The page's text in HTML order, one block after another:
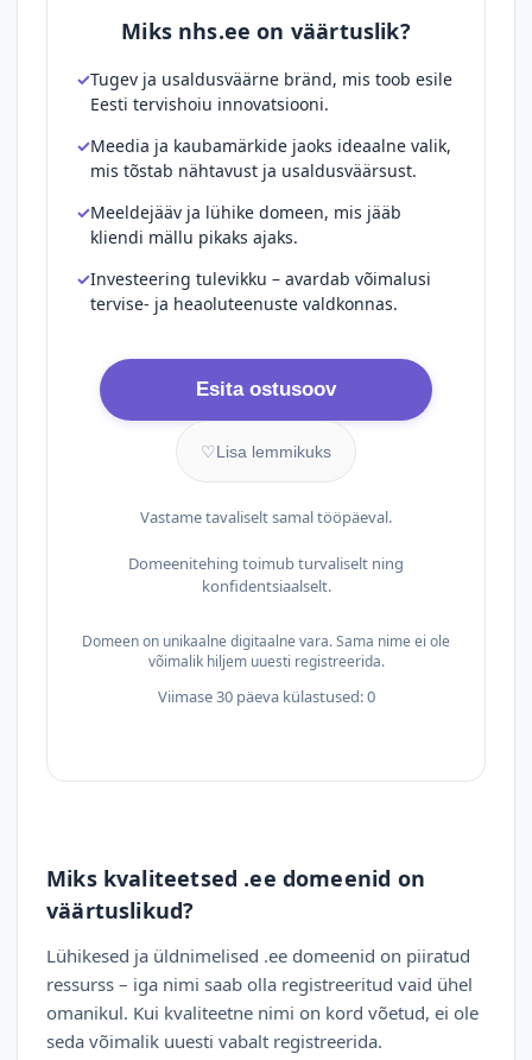
Miks nhs.ee on väärtuslik?
Tugev ja usaldusväärne bränd, mis toob esile
Eesti tervishoiu innovatsiooni.
Meedia ja kaubamärkide jaoks ideaalne valik,
mis tõstab nähtavust ja usaldusväärsust.
Meeldejääv ja lühike domeen, mis jääb
kliendi mällu pikaks ajaks.
Investeering tulevikku – avardab võimalusi
tervise- ja heaoluteenuste valdkonnas.
Esita ostusoov
♡Lisa lemmikuks
Vastame tavaliselt samal tööpäeval.
Domeenitehing toimub turvaliselt ning
konfidentsiaalselt.
Domeen on unikaalne digitaalne vara. Sama nime ei ole
võimalik hiljem uuesti registreerida.
Viimase 30 päeva külastused: 0
Miks kvaliteetsed .ee domeenid on
väärtuslikud?
Lühikesed ja üldnimelised .ee domeenid on piiratud
ressurss – iga nimi saab olla registreeritud vaid ühel
omanikul. Kui kvaliteetne nimi on kord võetud, ei ole
seda võimalik uuesti vabalt registreerida.